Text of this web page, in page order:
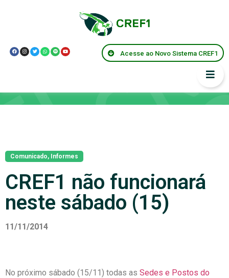
Acesse ao Novo Sistema CREF1
Comunicado, Informes
CREF1 não funcionará
neste sábado (15)
11/11/2014
No próximo sábado (15/11) todas as Sedes e Postos do